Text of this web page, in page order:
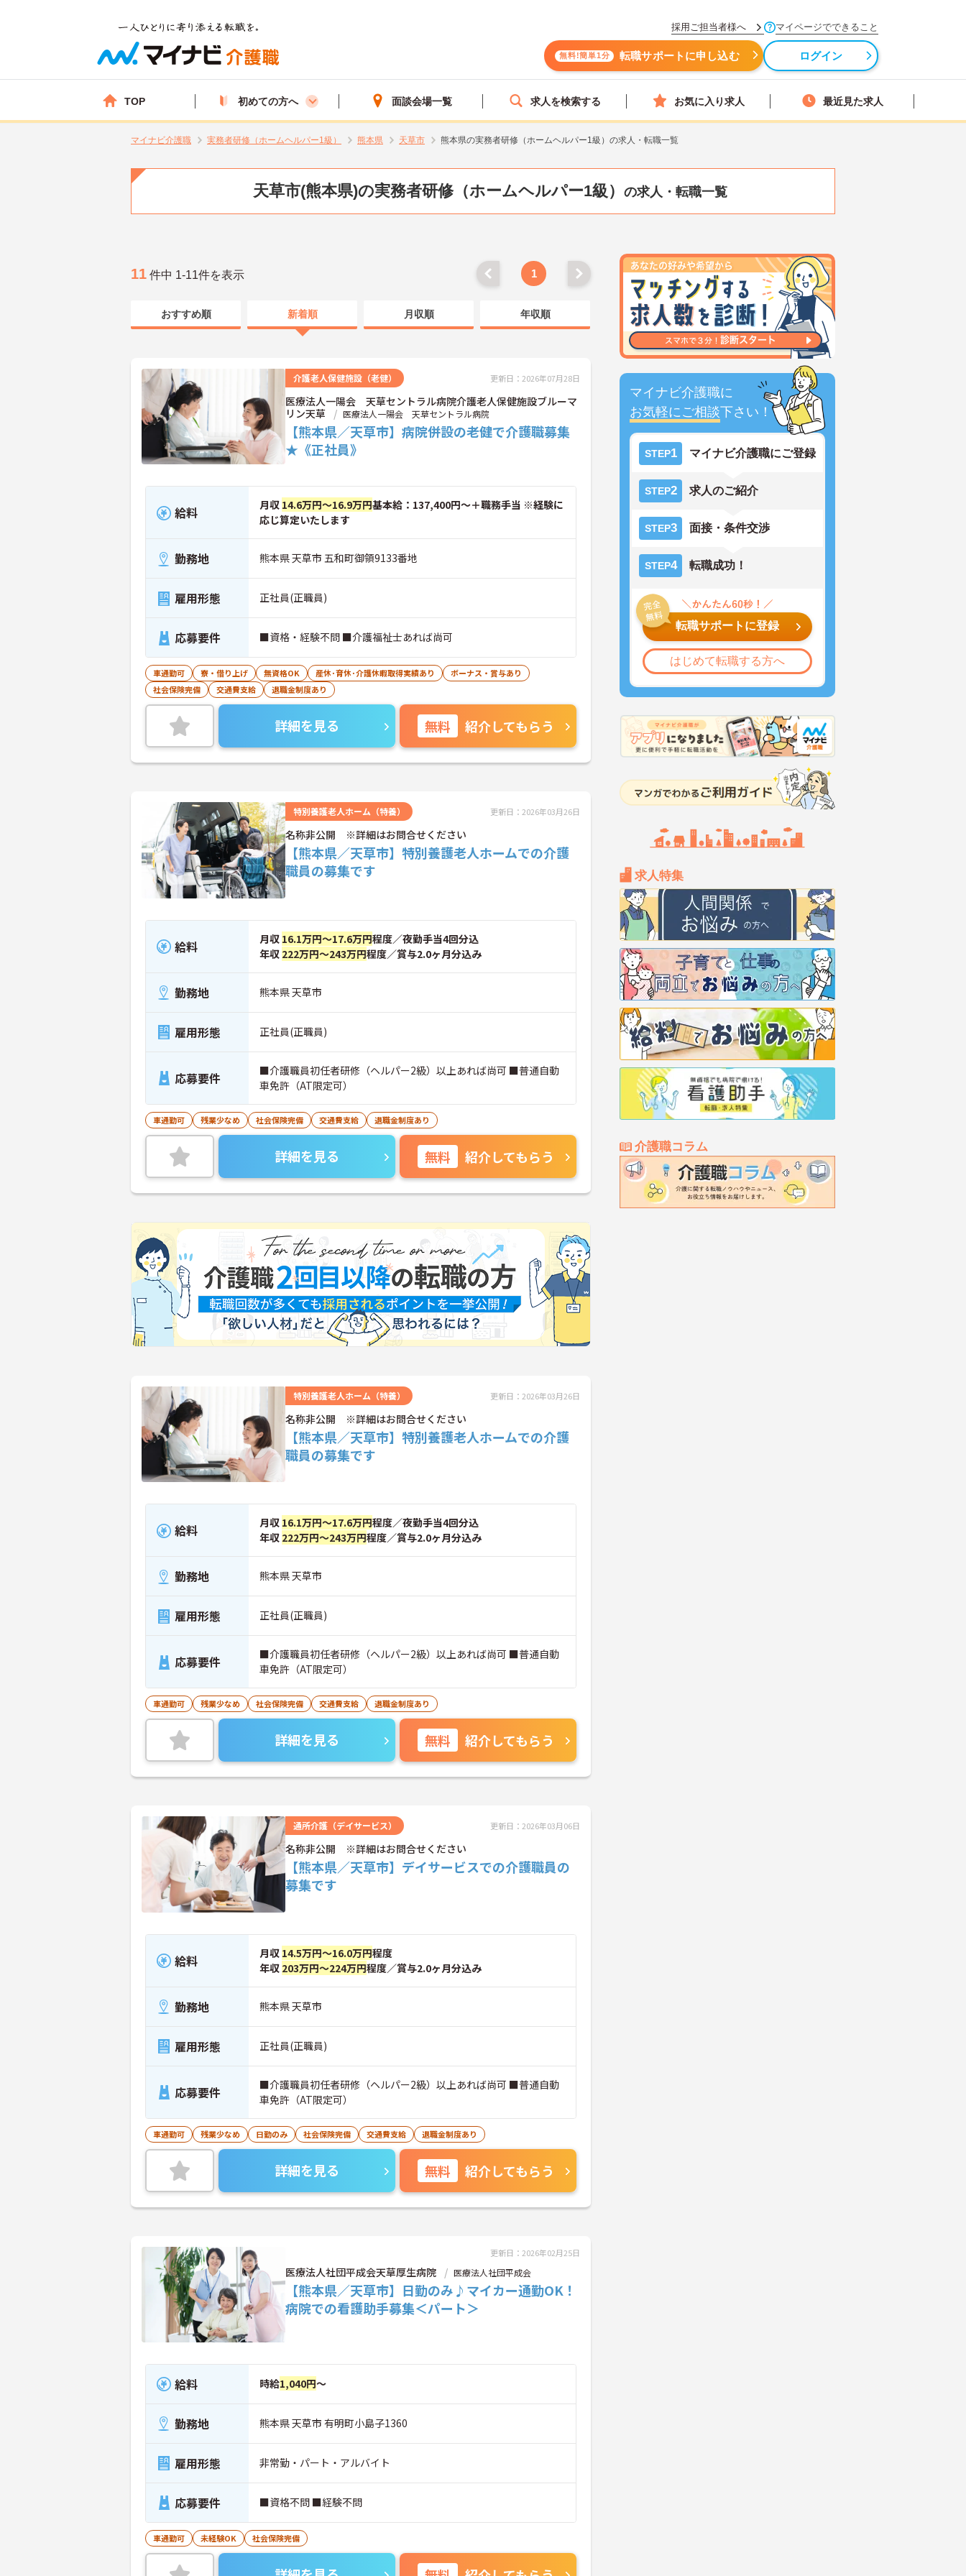
採用ご担当者様へ マイページでできること
無料!簡単1分 転職サポートに申し込む ログイン
TOP 初めての方へ 面談会場一覧 求人を検索する お気に入り求人 最近見た求人
マイナビ介護職 実務者研修（ホームヘルパー1級） 熊本県 天草市 熊本県の実務者研修（ホームヘルパー1級）の求人・転職一覧
天草市(熊本県)の実務者研修（ホームヘルパー1級） の求人・転職一覧
マイナビ介護職に
お気軽にご相談下さい！
STEP1 マイナビ介護職にご登録
STEP2 求人のご紹介
STEP3 面接・条件交渉
STEP4 転職成功！
転職サポートに登録
はじめて転職する方へ
求人特集
介護職コラム
11 件中 1-11件を表示 1
おすすめ順 新着順 月収順 年収順
介護老人保健施設（老健） 更新日：2026年07月28日
医療法人一陽会 天草セントラル病院介護老人保健施設ブルーマ
リン天草
医療法人一陽会 天草セントラル病院
【熊本県／天草市】病院併設の老健で介護職募集
★《正社員》
給料 月収 14.6万円～16.9万円基本給：137,400円～＋職務手当 ※経験に
応じ算定いたします
勤務地 熊本県 天草市 五和町御領9133番地
雇用形態 正社員(正職員)
応募要件 ■資格・経験不問 ■介護福祉士あれば尚可
車通勤可 寮・借り上げ 無資格OK 産休･育休･介護休暇取得実績あり
ボーナス・賞与あり
社会保険完備
交通費支給 退職金制度あり
詳細を見る 無料 紹介してもらう
特別養護老人ホーム（特養） 更新日：2026年03月26日
名称非公開 ※詳細はお問合せください
【熊本県／天草市】特別養護老人ホームでの介護
職員の募集です
給料 月収 16.1万円～17.6万円程度／夜勤手当4回分込
年収 222万円～243万円程度／賞与2.0ヶ月分込み
勤務地 熊本県 天草市
雇用形態 正社員(正職員)
応募要件
■介護職員初任者研修（ヘルパー2級）以上あれば尚可 ■普通自動
車免許（AT限定可）
車通勤可 残業少なめ 社会保険完備 交通費支給 退職金制度あり
詳細を見る 無料 紹介してもらう
特別養護老人ホーム（特養） 更新日：2026年03月26日
名称非公開 ※詳細はお問合せください
【熊本県／天草市】特別養護老人ホームでの介護
職員の募集です
給料 月収 16.1万円～17.6万円程度／夜勤手当4回分込
年収 222万円～243万円程度／賞与2.0ヶ月分込み
勤務地 熊本県 天草市
雇用形態 正社員(正職員)
応募要件
■介護職員初任者研修（ヘルパー2級）以上あれば尚可 ■普通自動
車免許（AT限定可）
車通勤可 残業少なめ 社会保険完備 交通費支給 退職金制度あり
詳細を見る 無料 紹介してもらう
通所介護（デイサービス） 更新日：2026年03月06日
名称非公開 ※詳細はお問合せください
【熊本県／天草市】デイサービスでの介護職員の
募集です
給料 月収 14.5万円～16.0万円程度
年収 203万円～224万円程度／賞与2.0ヶ月分込み
勤務地 熊本県 天草市
雇用形態 正社員(正職員)
応募要件
■介護職員初任者研修（ヘルパー2級）以上あれば尚可 ■普通自動
車免許（AT限定可）
車通勤可 残業少なめ 日勤のみ 社会保険完備 交通費支給 退職金制度あり
詳細を見る 無料 紹介してもらう
更新日：2026年02月25日
医療法人社団平成会天草厚生病院 医療法人社団平成会
【熊本県／天草市】日勤のみ♪マイカー通勤OK！
病院での看護助手募集＜パート＞
給料 時給1,040円～
勤務地 熊本県 天草市 有明町小島子1360
雇用形態 非常勤・パート・アルバイト
応募要件 ■資格不問 ■経験不問
車通勤可 未経験OK 社会保険完備